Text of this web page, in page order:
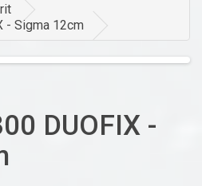
- Sigma 12cm
DUOFIX -